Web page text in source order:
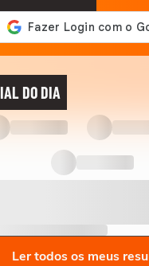
DO DIA
Ler todos os meus